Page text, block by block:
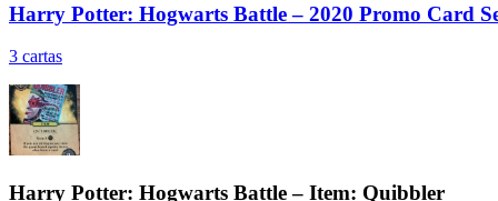
Harry Potter: Hogwarts Battle – 2020 Promo Card
3 cartas
Harry Potter: Hogwarts Battle – Item: Quibbler